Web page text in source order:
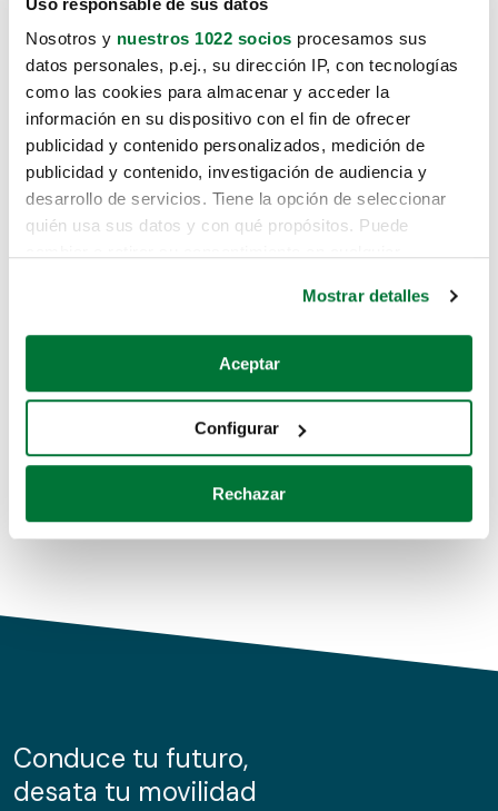
Nosotros y nuestros 1022 socios procesamos sus
datos personales, p.ej., su dirección IP, con tecnologías
como las cookies para almacenar y acceder la
información en su dispositivo con el fin de ofrecer
publicidad y contenido personalizados, medición de
publicidad y contenido, investigación de audiencia y
desarrollo de servicios. Tiene la opción de seleccionar
quién usa sus datos y con qué propósitos. Puede
Si lo permite, también quisiéramos:
Recopilar información sobre su ubicación geográfica
Identificar su dispositivo analizándolo activamente
para buscar características específicas (huellas
Obtenga más información sobre cómo se procesan sus
de cookies.
información sobre el uso que haga del sitio web con
nuestros partners de redes sociales, publicidad y análisis
Mostrar detalles
Aceptar
Configurar
Rechazar
Lo sentimos, no sabemos como
te hemos traido hasta aquí.
Pero puedes encontrar el coche que estás
buscando en alguno de estos enlaces:
Coches de segunda mano
Coches de km0
Conduce tu futuro,
desata tu movilidad